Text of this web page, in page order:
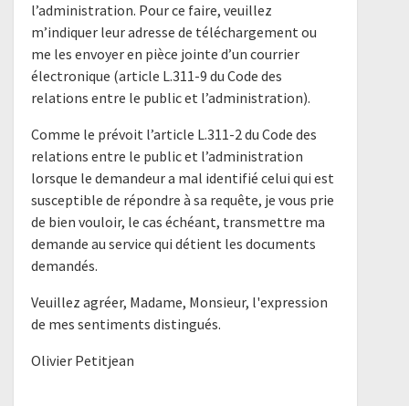
l’administration. Pour ce faire, veuillez
m’indiquer leur adresse de téléchargement ou
me les envoyer en pièce jointe d’un courrier
électronique (article L.311-9 du Code des
relations entre le public et l’administration).
Comme le prévoit l’article L.311-2 du Code des
relations entre le public et l’administration
lorsque le demandeur a mal identifié celui qui est
susceptible de répondre à sa requête, je vous prie
de bien vouloir, le cas échéant, transmettre ma
demande au service qui détient les documents
demandés.
Veuillez agréer, Madame, Monsieur, l'expression
de mes sentiments distingués.
Olivier Petitjean